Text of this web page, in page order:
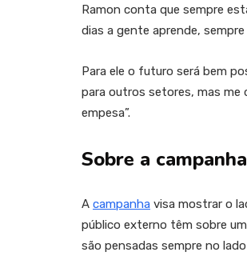
Ramon conta que sempre
dias a gente aprende,
Para ele o futuro será bem
para outros setores, mas me
empesa”.
Sobre a campanha
A campanha visa mostrar o
público externo têm sobre
são pensadas sempre no